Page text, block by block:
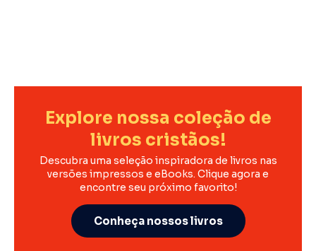
Explore nossa coleção de
livros cristãos!
Descubra uma seleção inspiradora de livros nas
versões impressos e eBooks. Clique agora e
encontre seu próximo favorito!
Conheça nossos livros